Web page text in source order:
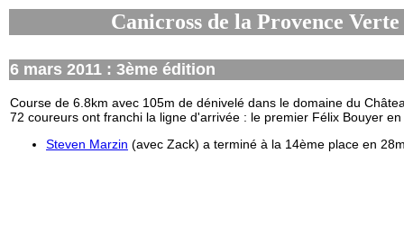
Canicross de la Provence
6 mars 2011 : 3ème édition
Course de 6.8km avec 105m de dénivelé dans le domaine du
72 coureurs ont franchi la ligne d'arrivée : le premier Félix Bouyer
Steven Marzin (avec Zack) a terminé à la 14ème place en